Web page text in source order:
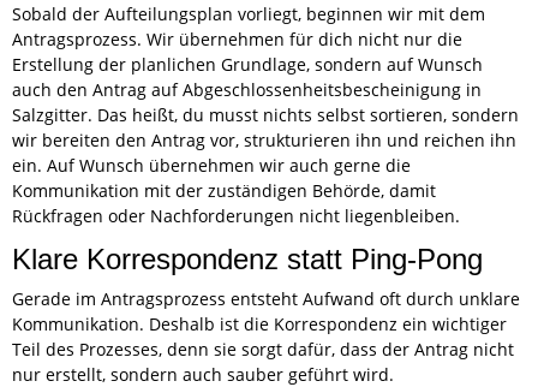
Sobald der Aufteilungsplan vorliegt, beginnen wir mit dem
Antragsprozess. Wir übernehmen für dich nicht nur die
Erstellung der planlichen Grundlage, sondern auf Wunsch
auch den Antrag auf Abgeschlossenheitsbescheinigung in
Salzgitter. Das heißt, du musst nichts selbst sortieren, sondern
wir bereiten den Antrag vor, strukturieren ihn und reichen ihn
ein. Auf Wunsch übernehmen wir auch gerne die
Kommunikation mit der zuständigen Behörde, damit
Rückfragen oder Nachforderungen nicht liegenbleiben.
Klare Korrespondenz statt Ping-Pong
Gerade im Antragsprozess entsteht Aufwand oft durch unklare
Kommunikation. Deshalb ist die Korrespondenz ein wichtiger
Teil des Prozesses, denn sie sorgt dafür, dass der Antrag nicht
nur erstellt, sondern auch sauber geführt wird.